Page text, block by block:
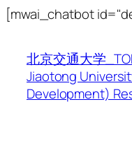
[mwai_chatbot
北京交通大学
Jiaotong
Development)